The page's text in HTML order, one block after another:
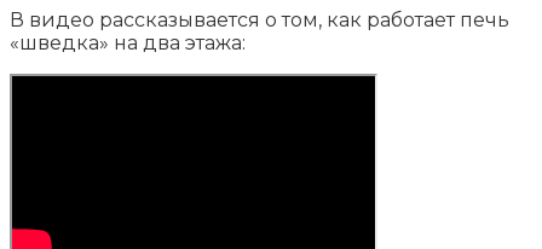
В видео рассказывается о том, как работает печь
«шведка» на два этажа: